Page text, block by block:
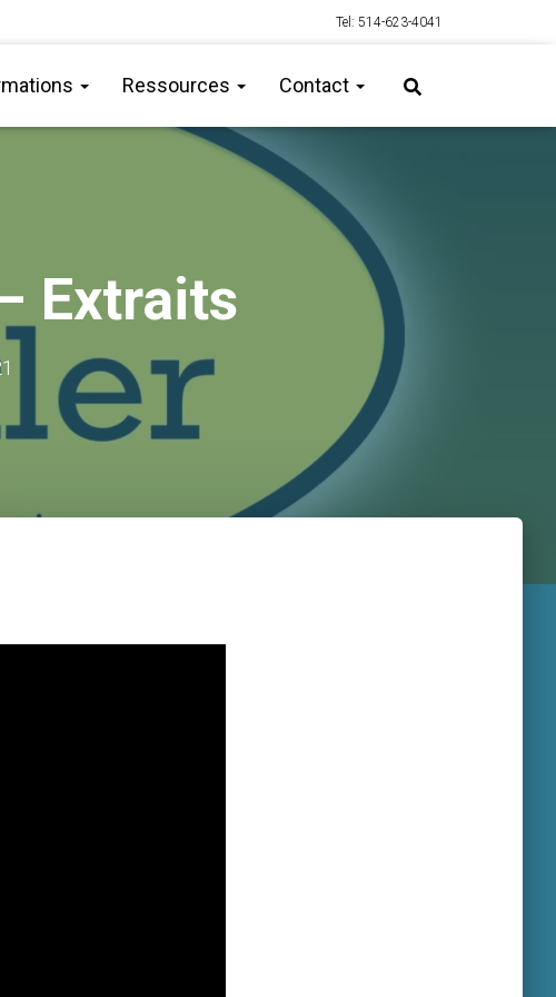
Tel: 514-623-4041
Ressources Contact
Extraits